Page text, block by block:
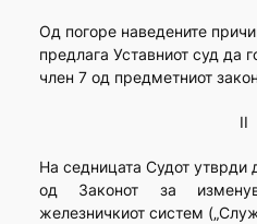
Од погоре наведените
предлага Уставниот суд да
член 7 од предметниот
II
На седницата Судот утврди
од Законот за
железничкиот систем